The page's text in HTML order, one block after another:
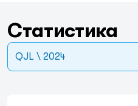
Статистика
QJL \ 2024